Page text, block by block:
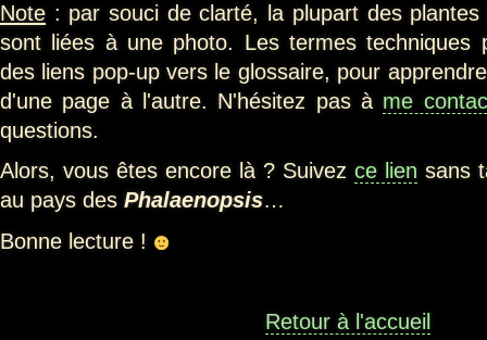
Note : par souci de clarté, la plupart des
sont liées à une photo. Les termes techniques
des liens pop-up vers le glossaire, pour
d'une page à l'autre. N'hésitez pas à me
questions.
Alors, vous êtes encore là ? Suivez ce lien sans
au pays des Phalaenopsis…
Bonne lecture !
Retour à l'accueil